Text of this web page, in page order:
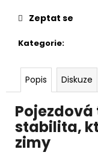
Kategorie:
Zeptat se
Popis Diskuze
stabilita,
zimy